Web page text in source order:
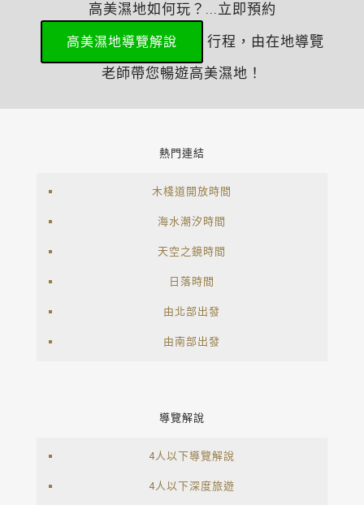
高美濕地如何玩？...立即預約
高美濕地導覽解說
行程，由在地導覽
老師帶您暢遊高美濕地！
熱門連結
木棧道開放時間
海水潮汐時間
天空之鏡時間
日落時間
由北部出發
由南部出發
導覽解說
4人以下導覽解說
4人以下深度旅遊